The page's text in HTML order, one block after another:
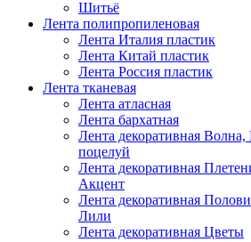
Шитьё
Лента полипропиленовая
Лента Италия пластик
Лента Китай пластик
Лента Россия пластик
Лента тканевая
Лента атласная
Лента бархатная
Лента декоративная
поцелуй
Лента декоративная
Акцент
Лента декоративная
Лили
Лента декоративная Цветы